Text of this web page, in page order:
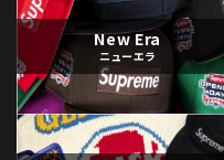
New Era
ニューエラ